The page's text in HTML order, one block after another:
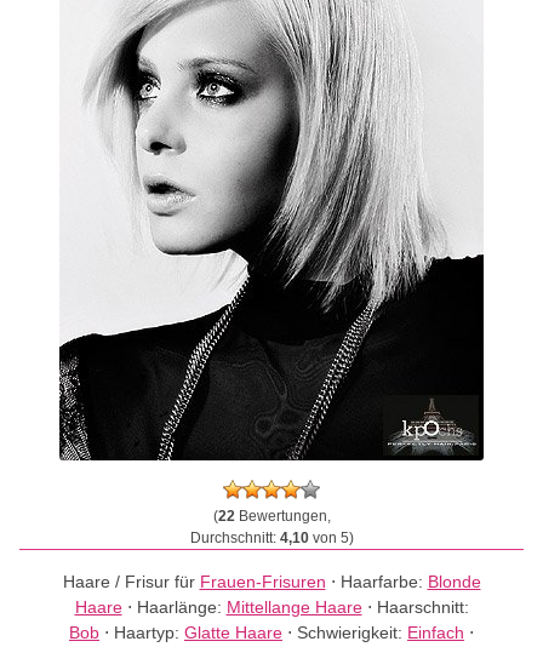
(22Bewertungen,
Durchschnitt: 4,10von 5)
Haare / Frisur für Frauen-Frisuren ⋅ Haarfarbe: Blonde
Haare⋅ Haarlänge: Mittellange Haare⋅ Haarschnitt:
Bob ⋅ Haartyp: Glatte Haare ⋅ Schwierigkeit: Einfach ⋅